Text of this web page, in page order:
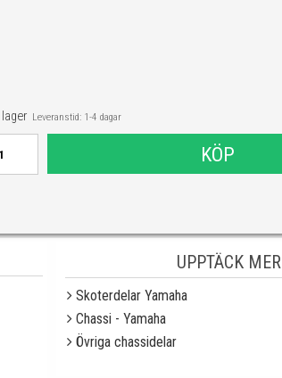
I lagerLeveranstid: 1-4 dagar
KÖP
UPPTÄCK MER
Skoterdelar Yamaha
Chassi - Yamaha
Övriga chassidelar